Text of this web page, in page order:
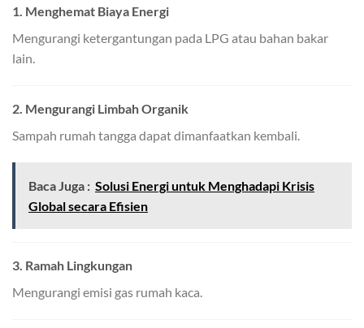
1. Menghemat Biaya Energi
Mengurangi ketergantungan pada LPG atau bahan bakar
lain.
2. Mengurangi Limbah Organik
Sampah rumah tangga dapat dimanfaatkan kembali.
Baca Juga : Solusi Energi untuk Menghadapi Krisis
Global secara Efisien
3. Ramah Lingkungan
Mengurangi emisi gas rumah kaca.